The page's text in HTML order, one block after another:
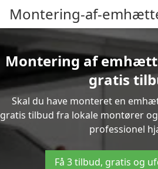
Montering-af-
Montering af
gratis
Skal du have monteret en
gratis tilbud fra lokale montører
professionel
Få 3 tilbud, gratis og